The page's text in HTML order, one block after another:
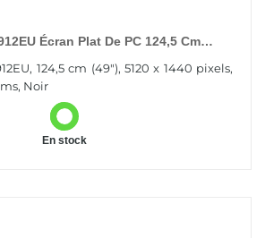
Écran Plat De PC 124,5 Cm
124,5 cm (49"), 5120 x 1440 pixels,
Noir
En stock